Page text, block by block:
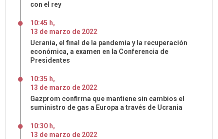
con el rey
10:45 h,
13 de marzo de 2022
Ucrania, el final de la pandemia y la recuperación
económica, a examen en la Conferencia de
Presidentes
10:35 h,
13 de marzo de 2022
Gazprom confirma que mantiene sin cambios el
suministro de gas a Europa a través de Ucrania
10:30 h,
13 de marzo de 2022